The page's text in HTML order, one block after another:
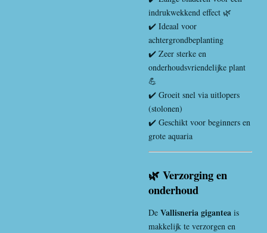
indrukwekkend effect 🌿
✔️ Ideaal voor
achtergrondbeplanting
✔️ Zeer sterke en
onderhoudsvriendelijke plant
💪
✔️ Groeit snel via uitlopers
(stolonen)
✔️ Geschikt voor beginners en
grote aquaria
🌿 Verzorging en
onderhoud
De Vallisneria gigantea is
makkelijk te verzorgen en